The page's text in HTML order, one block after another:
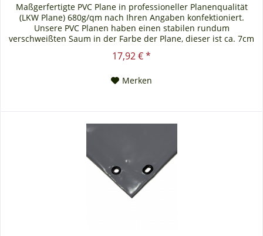
Maßgerfertigte PVC Plane in professioneller Planenqualität
(LKW Plane) 680g/qm nach Ihren Angaben konfektioniert.
Unsere PVC Planen haben einen stabilen rundum
verschweißten Saum in der Farbe der Plane, dieser ist ca. 7cm
oder auf Wunsch auch mit Edelstahlösen ausstatten. Die PVC
17,92 € *
Merken